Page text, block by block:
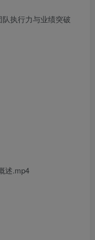
执行力与业绩突破
述.mp4